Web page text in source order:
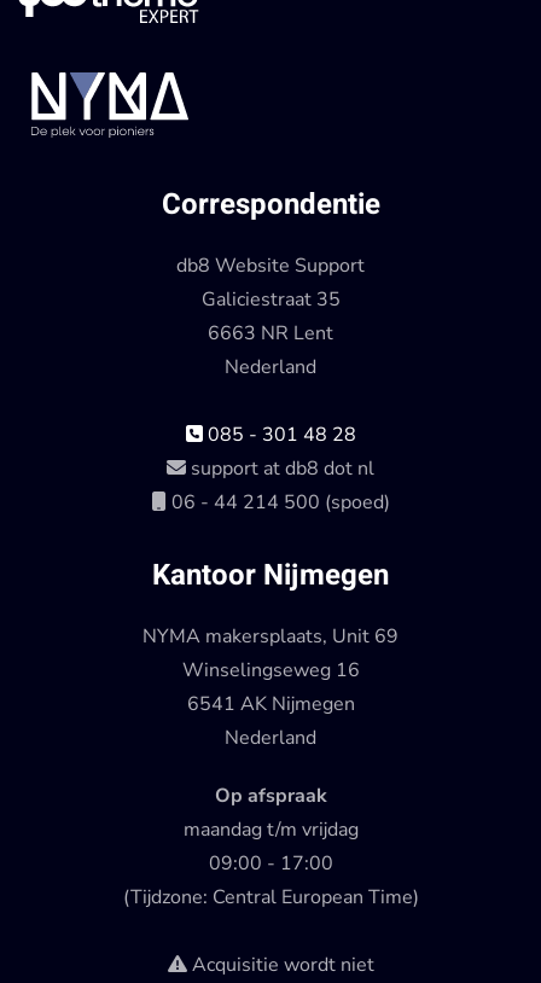
Correspondentie
db8 Website Support
Galiciestraat 35
6663 NR Lent
Nederland
085 - 301 48 28
support at db8 dot nl
06 - 44 214 500 (spoed)
Kantoor Nijmegen
NYMA makersplaats, Unit 69
Winselingseweg 16
6541 AK Nijmegen
Nederland
Op afspraak
maandag t/m vrijdag
09:00 - 17:00
(Tijdzone: Central European Time)
Acquisitie wordt niet